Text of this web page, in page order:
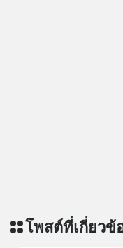
โพสต์ที่เกี่ยวข้